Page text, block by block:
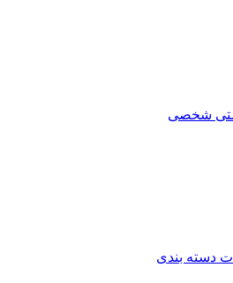
شخصی
دسته بندی